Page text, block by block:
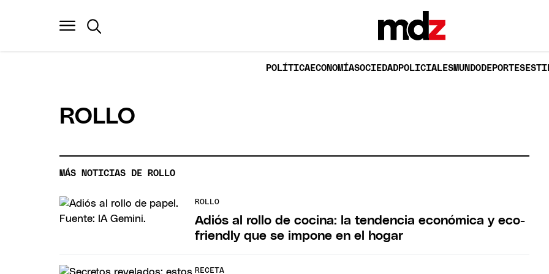
POLÍTICAECONOMÍASOCIEDADPOLICIALESMUNDODEPORTES
ROLLO
MÁS NOTICIAS DE ROLLO
ROLLO
Adiós al rollo de cocina: la tendencia económica y eco-
friendly que se impone en el hogar
RECETA